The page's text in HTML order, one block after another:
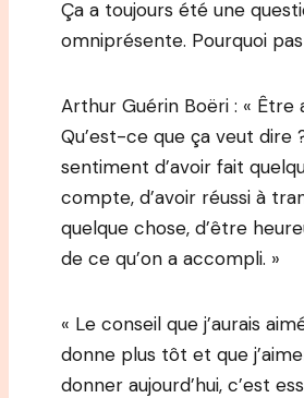
Ça a toujours été une
omniprésente. Pourquoi
Arthur Guérin Boëri : « Être
Qu’est-ce que ça veut dire
sentiment d’avoir fait
compte, d’avoir réussi à
quelque chose, d’être
de ce qu’on a accompli. »
« Le conseil que j’aurais
donne plus tôt et que
donner aujourd’hui, c’est